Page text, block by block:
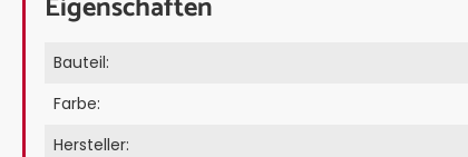
Bauteil:
Farbe:
Hersteller: